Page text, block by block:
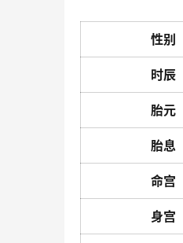
性别
时辰
胎元
胎息
命宫
身宫